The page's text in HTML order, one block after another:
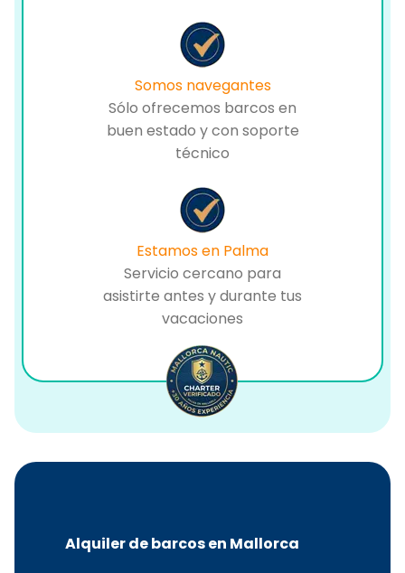
Somos navegantes
Sólo ofrecemos barcos en
buen estado y con soporte
técnico
Estamos en Palma
Servicio cercano para
asistirte antes y durante tus
vacaciones
Alquiler de barcos en Mallorca